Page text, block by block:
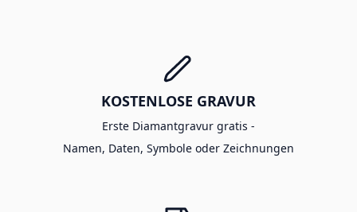
KOSTENLOSE GRAVUR
Erste Diamantgravur gratis -
Namen, Daten, Symbole oder Zeichnungen